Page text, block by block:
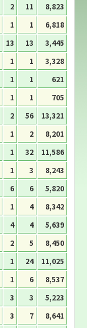
2 11
8,823
1 1 6,818
13 13
3,445
1 1 3,328
1 1
621
1 1
705
2 56
13,321
1 2 8,201
1 32
11,586
1 3 8,243
6 6
5,820
1 4 8,342
4 4
5,639
2 5 8,450
1 24
11,025
1 6 8,537
3 3
5,223
3 7
8,641